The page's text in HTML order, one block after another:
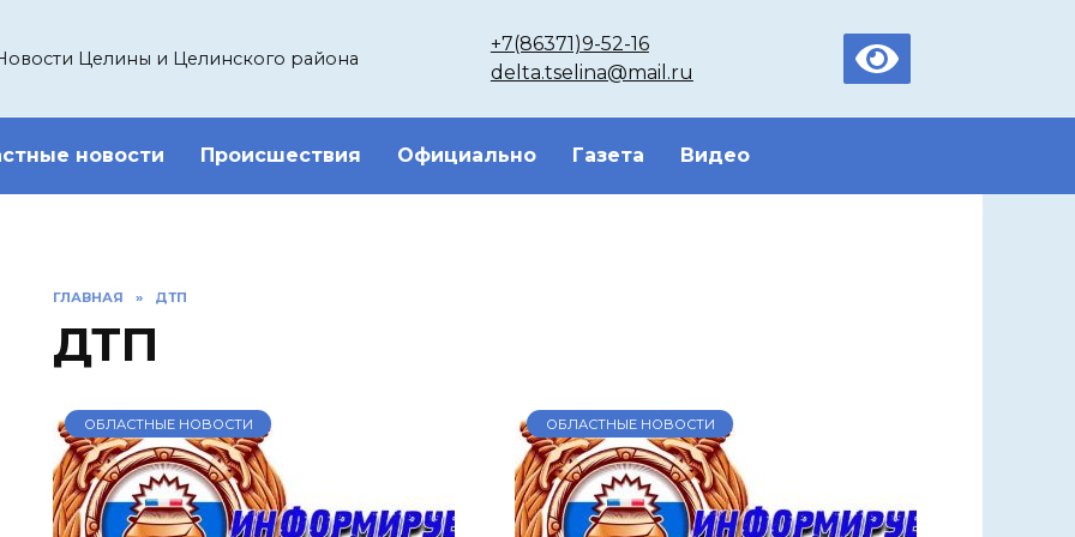
Целины и Целинского района
+7(86371)9-52-16
delta.tselina@mail.ru
новости Происшествия Официально Газета Видео
ГЛАВНАЯ » ДТП
ДТП
ОБЛАСТНЫЕ НОВОСТИ ОБЛАСТНЫЕ НОВОСТИ